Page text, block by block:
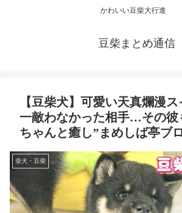
かわいい豆柴大行進
豆柴まとめ通信
【豆柴犬】可愛い天真爛漫
一敵わなかった相手…その
ちゃんと癒し”まめしば亭ブ
柴犬・豆柴